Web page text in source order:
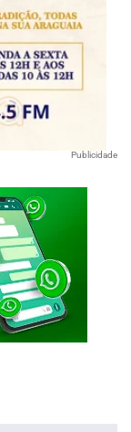
Publicidade